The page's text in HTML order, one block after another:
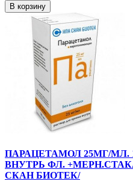
В корзину
ПАРАЦЕТАМОЛ 25МГ/МЛ.
ВНУТРЬ ФЛ.
СКАН БИОТЕК/